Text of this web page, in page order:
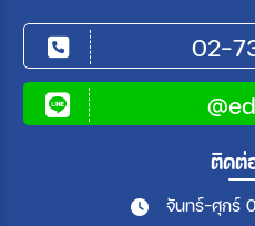
02-
ติดต่
จันทร์-ศุกร์